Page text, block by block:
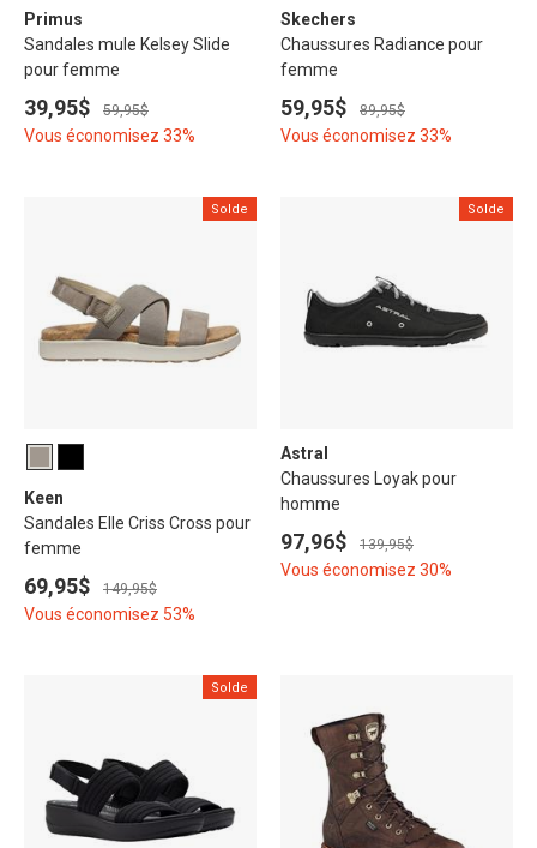
Primus
Sandales mule Kelsey Slide
pour femme
39,95$ 59,95$
Vous économisez 33%
Skechers
Chaussures Radiance pour
femme
59,95$ 89,95$
Vous économisez 33%
Solde
Keen
Sandales Elle Criss Cross pour
femme
69,95$ 149,95$
Vous économisez 53%
Solde
Astral
Chaussures Loyak pour
homme
97,96$ 139,95$
Vous économisez 30%
Solde